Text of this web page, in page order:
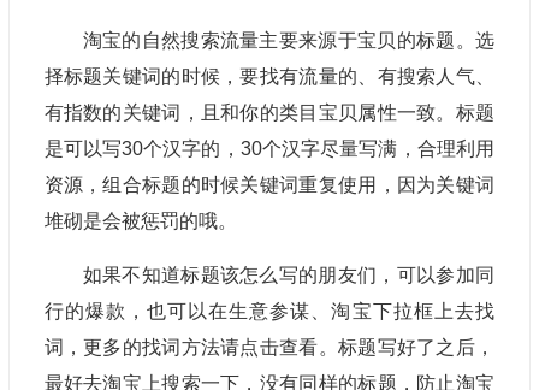
淘宝的自然搜索流量主要来源于宝贝的标题。选
择标题关键词的时候，要找有流量的、有搜索人气、
有指数的关键词，且和你的类目宝贝属性一致。标题
是可以写30个汉字的，30个汉字尽量写满，合理利用
资源，组合标题的时候关键词重复使用，因为关键词
堆砌是会被惩罚的哦。
如果不知道标题该怎么写的朋友们，可以参加同
行的爆款，也可以在生意参谋、淘宝下拉框上去找
词，更多的找词方法请点击查看。标题写好了之后，
最好去淘宝上搜索一下，没有同样的标题，防止淘宝